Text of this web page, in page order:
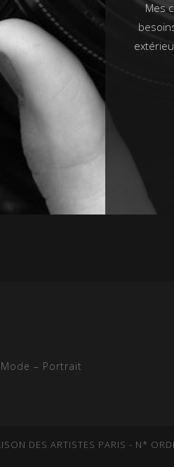
Mes
– Portrait
DES ARTISTES PARIS - N*